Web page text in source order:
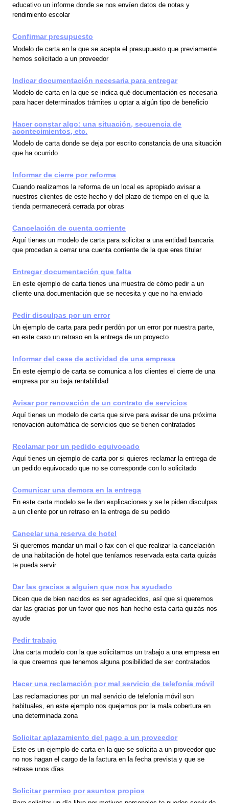
educativo un informe donde se nos envíen datos de notas y
rendimiento escolar
Confirmar presupuesto
Modelo de carta en la que se acepta el presupuesto que previamente
hemos solicitado a un proveedor
Indicar documentación necesaria para entregar
Modelo de carta en la que se indica qué documentación es necesaria
para hacer determinados trámites u optar a algún tipo de beneficio
Hacer constar algo: una situación, secuencia de
acontecimientos, etc.
Modelo de carta donde se deja por escrito constancia de una situación
que ha ocurrido
Informar de cierre por reforma
Cuando realizamos la reforma de un local es apropiado avisar a
nuestros clientes de este hecho y del plazo de tiempo en el que la
tienda permanecerá cerrada por obras
Cancelación de cuenta corriente
Aquí tienes un modelo de carta para solicitar a una entidad bancaria
que procedan a cerrar una cuenta corriente de la que eres titular
Entregar documentación que falta
En este ejemplo de carta tienes una muestra de cómo pedir a un
cliente una documentación que se necesita y que no ha enviado
Pedir disculpas por un error
Un ejemplo de carta para pedir perdón por un error por nuestra parte,
en este caso un retraso en la entrega de un proyecto
Informar del cese de actividad de una empresa
En este ejemplo de carta se comunica a los clientes el cierre de una
empresa por su baja rentabilidad
Avisar por renovación de un contrato de servicios
Aquí tienes un modelo de carta que sirve para avisar de una próxima
renovación automática de servicios que se tienen contratados
Reclamar por un pedido equivocado
Aquí tienes un ejemplo de carta por si quieres reclamar la entrega de
un pedido equivocado que no se corresponde con lo solicitado
Comunicar una demora en la entrega
En este carta modelo se le dan explicaciones y se le piden disculpas
a un cliente por un retraso en la entrega de su pedido
Cancelar una reserva de hotel
Si queremos mandar un mail o fax con el que realizar la cancelación
de una habitación de hotel que teníamos reservada esta carta quizás
te pueda servir
Dar las gracias a alguien que nos ha ayudado
Dicen que de bien nacidos es ser agradecidos, así que si queremos
dar las gracias por un favor que nos han hecho esta carta quizás nos
ayude
Pedir trabajo
Una carta modelo con la que solicitamos un trabajo a una empresa en
la que creemos que tenemos alguna posibilidad de ser contratados
Hacer una reclamación por mal servicio de telefonía móvil
Las reclamaciones por un mal servicio de telefonía móvil son
habituales, en este ejemplo nos quejamos por la mala cobertura en
una determinada zona
Solicitar aplazamiento del pago a un proveedor
Este es un ejemplo de carta en la que se solicita a un proveedor que
no nos hagan el cargo de la factura en la fecha prevista y que se
retrase unos días
Solicitar permiso por asuntos propios